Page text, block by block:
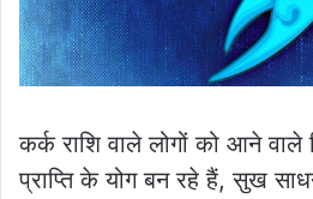
कर्क राशि वाले लोगों को आने वाले
प्राप्ति के योग बन रहे हैं, सुख